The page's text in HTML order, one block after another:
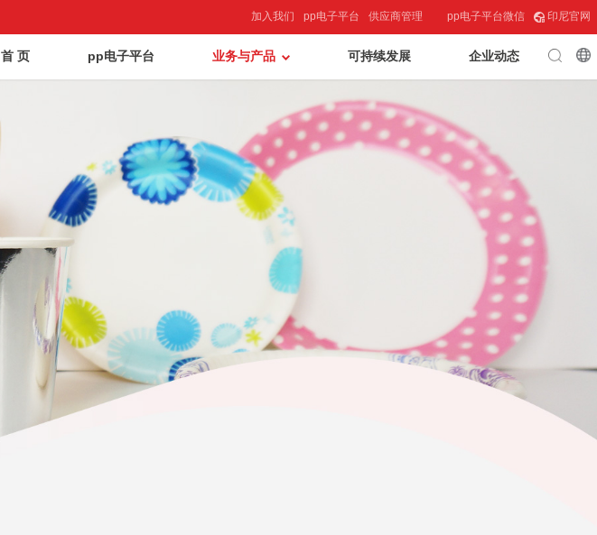
印尼官网
pp电子平台微信
供应商管理
pp电子平台
加入我们
企业动态
可持续发展
业务与产品
pp电子平台
首 页